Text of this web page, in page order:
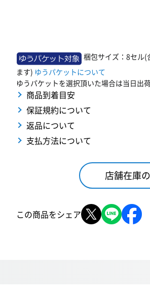
梱包サイズ：8セル(
ます) ゆうパケットについて
ゆうパケットを選択頂いた場合は当日出
商品到着目安
保証規約について
返品について
支払方法について
店舗在庫
この商品をシェア